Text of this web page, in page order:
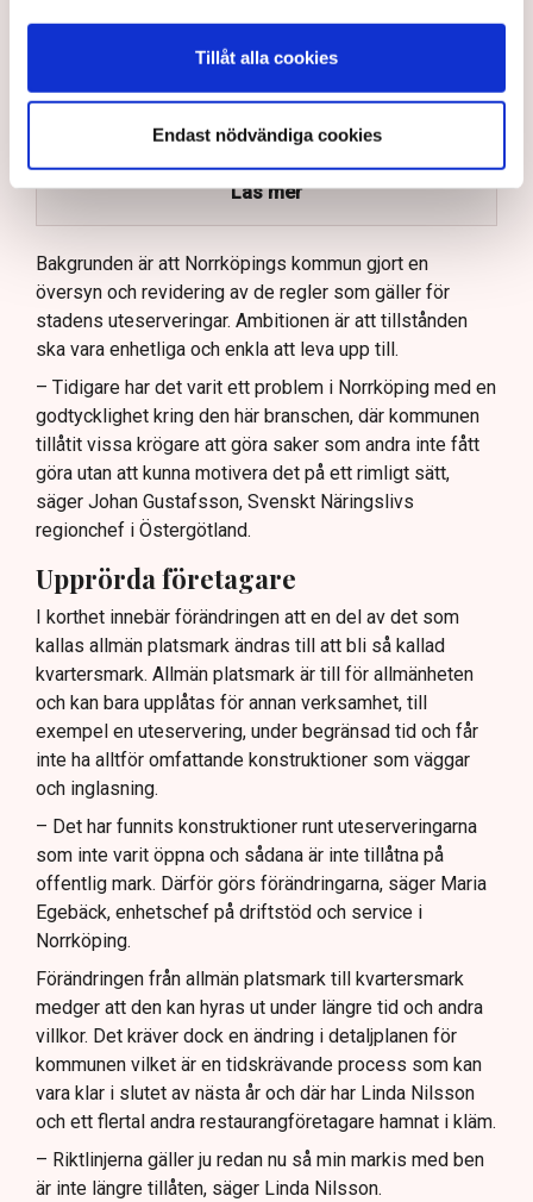
Tillåt alla cookies
Endast nödvändiga cookies
Kommunen kräver att restaurangens markis med
stödben tas bort.
Linda Nilsson beskriver situationen som
kommunikation.
Kommunen vill skapa enhetliga regler för
uteserveringar.
Lindas Kula ställer in uteserveringen för
sommaren.
Läs mer
Bakgrunden är att Norrköpings kommun gjort en
översyn och revidering av de regler som gäller för
stadens uteserveringar. Ambitionen är att tillstånden
ska vara enhetliga och enkla att leva upp till.
– Tidigare har det varit ett problem i Norrköping med en
godtycklighet kring den här branschen, där kommunen
tillåtit vissa krögare att göra saker som andra inte fått
göra utan att kunna motivera det på ett rimligt sätt,
säger Johan Gustafsson, Svenskt Näringslivs
regionchef i Östergötland.
Upprörda företagare
I korthet innebär förändringen att en del av det som
kallas allmän platsmark ändras till att bli så kallad
kvartersmark. Allmän platsmark är till för allmänheten
och kan bara upplåtas för annan verksamhet, till
exempel en uteservering, under begränsad tid och får
inte ha alltför omfattande konstruktioner som väggar
och inglasning.
– Det har funnits konstruktioner runt uteserveringarna
som inte varit öppna och sådana är inte tillåtna på
offentlig mark. Därför görs förändringarna, säger Maria
Egebäck, enhetschef på driftstöd och service i
Norrköping.
Förändringen från allmän platsmark till kvartersmark
medger att den kan hyras ut under längre tid och andra
villkor. Det kräver dock en ändring i detaljplanen för
kommunen vilket är en tidskrävande process som kan
vara klar i slutet av nästa år och där har Linda Nilsson
och ett flertal andra restaurangföretagare hamnat i kläm.
– Riktlinjerna gäller ju redan nu så min markis med ben
är inte längre tillåten, säger Linda Nilsson.